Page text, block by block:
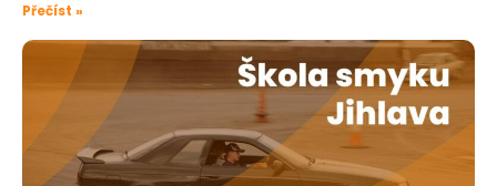
Přečíst »